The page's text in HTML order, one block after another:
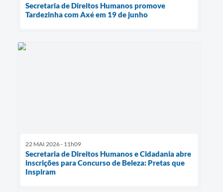
Secretaria de Direitos Humanos promove
Tardezinha com Axé em 19 de junho
22 MAI 2026 - 11h09
Secretaria de Direitos Humanos e Cidadania abre
inscrições para Concurso de Beleza: Pretas que
Inspiram